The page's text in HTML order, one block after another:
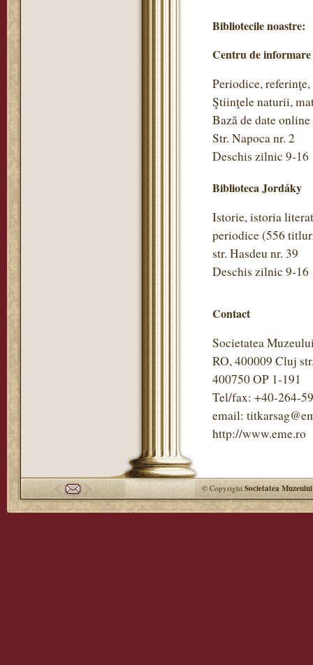
Bibliotecile noastre:
Centru de
Periodice,
Ştiinţele naturii,
Bază de date online
Str. Napoca nr. 2
Deschis zilnic 9-16
Biblioteca Jordáky
Istorie, istoria
periodice (556
str. Hasdeu nr. 39
Deschis zilnic 9-16
Contact
Societatea
RO, 400009 Cluj
400750 OP 1-191
Tel/fax: +40-264-
email:
http://www.eme.ro
© CopyrightSocietatea